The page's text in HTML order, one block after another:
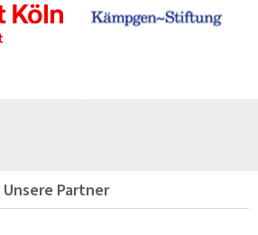
Unsere Partner